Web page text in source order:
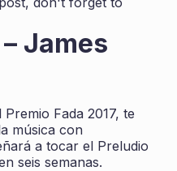
James
Fada 2017, te
música con
a tocar el Preludio
seis semanas.